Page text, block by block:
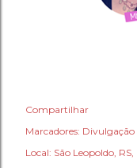
Compartilhar
Marcadores: Divulgação
Local: São Leopoldo, RS,